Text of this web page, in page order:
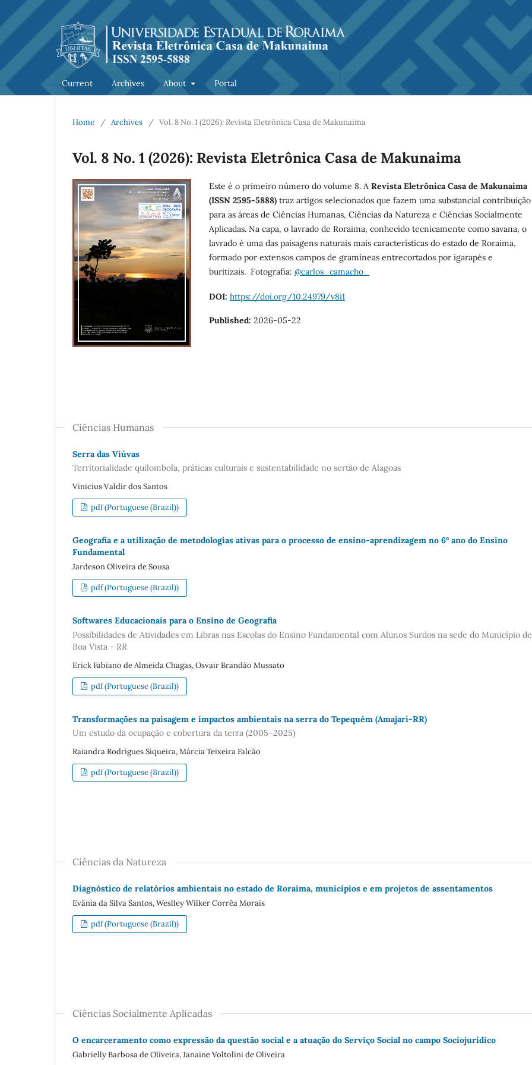
Current Archives About Portal
Home / Archives / Vol. 8 No. 1 (2026): Revista Eletrônica Casa de Makunaima
Vol. 8 No. 1 (2026): Revista Eletrônica Casa de Makunaima
Este é o primeiro número do volume 8. A Revista Eletrônica Casa de Makunaima
(ISSN 2595-5888) traz artigos selecionados que fazem uma substancial contribuição
para as áreas de Ciências Humanas, Ciências da Natureza e Ciências Socialmente
Aplicadas. Na capa, o lavrado de Roraima, conhecido tecnicamente como savana, o
lavrado é uma das paisagens naturais mais características do estado de Roraima,
formado por extensos campos de gramíneas entrecortados por igarapés e
buritizais. Fotografia: @carlos_camacho_
DOI: https://doi.org/10.24979/v8i1
Published: 2026-05-22
Ciências Humanas
Serra das Viúvas
Territorialidade quilombola, práticas culturais e sustentabilidade no sertão de Alagoas
Vinicius Valdir dos Santos
pdf (Portuguese (Brazil))
Geografia e a utilização de metodologias ativas para o processo de ensino-aprendizagem no 6º ano do Ensino
Fundamental
Jardeson Oliveira de Sousa
pdf (Portuguese (Brazil))
Softwares Educacionais para o Ensino de Geografia
Possibilidades de Atividades em Libras nas Escolas do Ensino Fundamental com Alunos Surdos na sede do Município de
Boa Vista - RR
Erick Fabiano de Almeida Chagas, Osvair Brandão Mussato
pdf (Portuguese (Brazil))
Transformações na paisagem e impactos ambientais na serra do Tepequém (Amajari-RR)
Um estudo da ocupação e cobertura da terra (2005–2025)
Raiandra Rodrigues Siqueira, Márcia Teixeira Falcão
pdf (Portuguese (Brazil))
Ciências da Natureza
Diagnóstico de relatórios ambientais no estado de Roraima, municípios e em projetos de assentamentos
Evânia da Silva Santos, Weslley Wilker Corrêa Morais
pdf (Portuguese (Brazil))
Ciências Socialmente Aplicadas
O encarceramento como expressão da questão social e a atuação do Serviço Social no campo Sociojurídico
Gabrielly Barbosa de Oliveira, Janaine Voltolini de Oliveira